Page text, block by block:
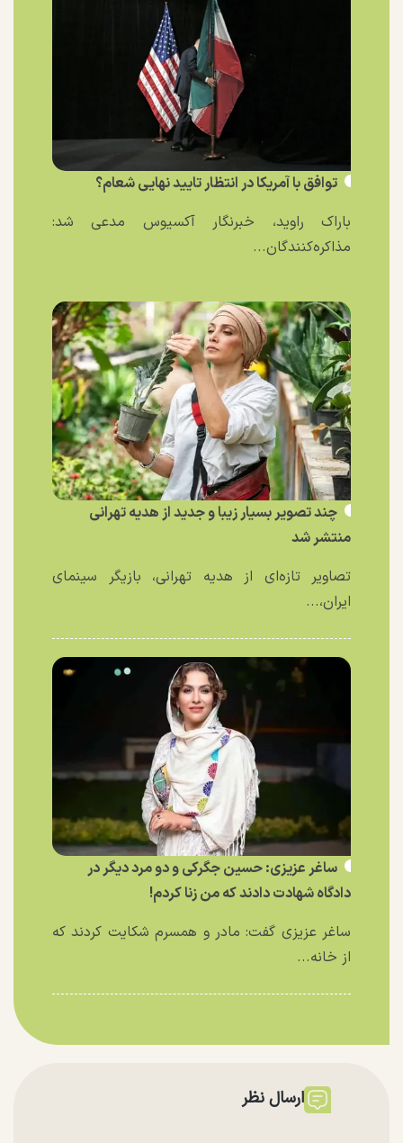
توافق با آمریکا در انتظار تایید نهایی شعام؟
باراک راوید، خبرنگار آکسیوس مدعی شد:
مذاکره‌کنندگان...
چند تصویر بسیار زیبا و جدید از هدیه تهرانی
منتشر شد
تصاویر تازه‌ای از هدیه تهرانی، بازیگر سینمای
ایران،...
ساغر عزیزی: حسین جگرکی و دو مرد دیگر در
دادگاه شهادت دادند که من زنا کردم!
ساغر عزیزی گفت: مادر و همسرم شکایت کردند که
از خانه...
ارسال نظر